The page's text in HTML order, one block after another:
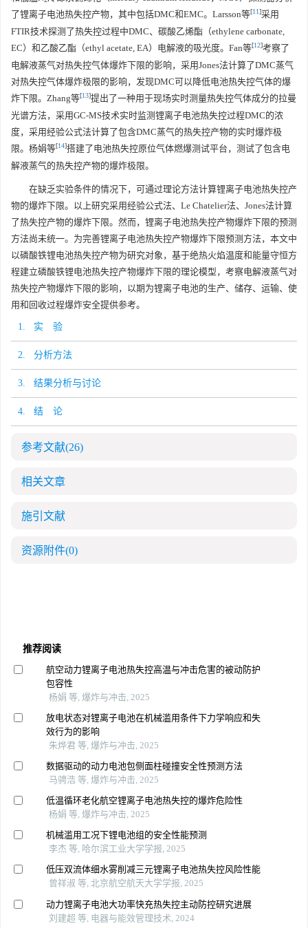
了锂离子电池热失控产物，其中包括DMC和EMC。Larsson等[11]采用
FTIR技术探测了热失控过程中DMC、碳酸乙烯酯（ethylene carbonate,
EC）和乙酸乙酯（ethyl acetate, EA）电解液的吸光度。Fan等[12]考察了
电解液蒸气对热失控气体爆炸下限的影响，采用Jones法计算了DMC蒸气
对热失控气体爆炸极限的影响，发现DMC可以降低电池热失控气体的爆
炸下限。Zhang等[13]提出了一种用于现场实时测量热失控气体成分的拉曼
光谱方法，采用GC-MS技术实时监测锂离子电池热失控过程DMC的浓
度，采用经验公式法计算了包含DMC蒸气的热失控产物的实时爆炸极
限。杨娟等[14]搭建了电池热失控原位气体燃爆测试平台，测试了包含电
解液蒸气的热失控产物的爆炸极限。
在缺乏实验条件的情况下，可通过理论方法计算锂离子电池热失控产
物的爆炸下限。以上研究采用经验公式法、Le Chatelier法、Jones法计算
了热失控产物的爆炸下限。然而，锂离子电池热失控产物爆炸下限的预测
方法尚未统一。为完善锂离子电池热失控产物爆炸下限预测方法，本文中
以磷酸铁锂电池热失控产物为研究对象，基于绝热火焰温度和能量守恒方
程建立磷酸铁锂电池热失控产物爆炸下限的理论模型，考察电解液蒸气对
热失控产物爆炸下限的影响，以期为锂离子电池的生产、储存、运输、使
用和回收过程爆炸安全提供参考。
1. 实 验
2. 分析方法
3. 结果分析与讨论
4. 结 论
参考文献(26)
相关文章
施引文献
资源附件(0)
推荐阅读
航空动力锂离子电池热失控高温与冲击危害的被动防护
包容性
杨娟 等, 爆炸与冲击, 2025
放电状态对锂离子电池在机械滥用条件下力学响应和失
效行为的影响
朱烨君 等, 爆炸与冲击, 2025
数据驱动的动力电池包侧面柱碰撞安全性预测方法
马骋浩 等, 爆炸与冲击, 2025
低温循环老化航空锂离子电池热失控的爆炸危险性
杨娟 等, 爆炸与冲击, 2025
机械滥用工况下锂电池组的安全性能预测
李杰 等, 哈尔滨工业大学学报, 2025
低压双流体细水雾削减三元锂离子电池热失控风险性能
曾祥淑 等, 北京航空航天大学学报, 2025
动力锂离子电池大功率快充热失控主动防控研究进展
刘建超 等, 电器与能效管理技术, 2024